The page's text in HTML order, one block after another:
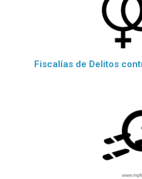
Fiscalías de Delitos